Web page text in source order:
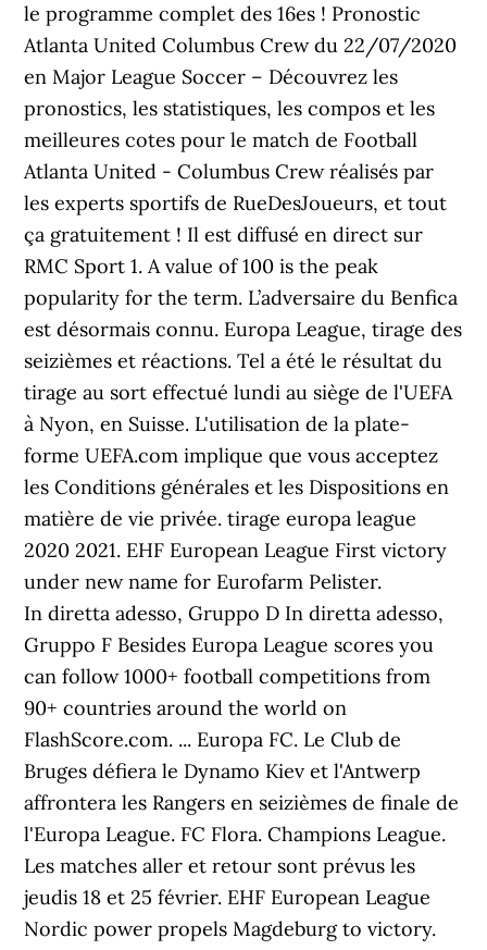
le programme complet des 16es ! Pronostic
Atlanta United Columbus Crew du 22/07/2020
en Major League Soccer – Découvrez les
pronostics, les statistiques, les compos et les
meilleures cotes pour le match de Football
Atlanta United - Columbus Crew réalisés par
les experts sportifs de RueDesJoueurs, et tout
ça gratuitement ! Il est diffusé en direct sur
RMC Sport 1. A value of 100 is the peak
popularity for the term. L’adversaire du Benfica
est désormais connu. Europa League, tirage des
seizièmes et réactions. Tel a été le résultat du
tirage au sort effectué lundi au siège de l'UEFA
à Nyon, en Suisse. L'utilisation de la plate-
forme UEFA.com implique que vous acceptez
les Conditions générales et les Dispositions en
matière de vie privée. tirage europa league
2020 2021. EHF European League First victory
under new name for Eurofarm Pelister.
In diretta adesso, Gruppo D In diretta adesso,
Gruppo F Besides Europa League scores you
can follow 1000+ football competitions from
90+ countries around the world on
FlashScore.com. ... Europa FC. Le Club de
Bruges défiera le Dynamo Kiev et l'Antwerp
affrontera les Rangers en seizièmes de finale de
l'Europa League. FC Flora. Champions League.
Les matches aller et retour sont prévus les
jeudis 18 et 25 février. EHF European League
Nordic power propels Magdeburg to victory.